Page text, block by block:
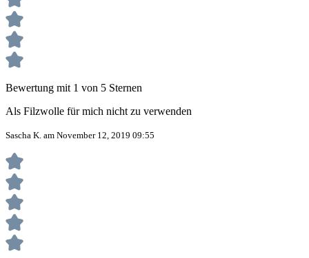
Bewertung mit 1 von 5 Sternen
Als Filzwolle für mich nicht zu verwenden
Sascha K. am November 12, 2019 09:55